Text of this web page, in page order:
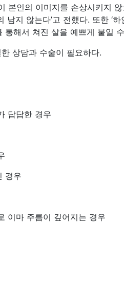
본인의 이미지를 손상시키지
지 않는다’고 전했다. 또한 ‘
해서 쳐진 살을 예쁘게 붙일
상담과 수술이 필요하다.
답답한 경우
경우
이마 주름이 깊어지는 경우